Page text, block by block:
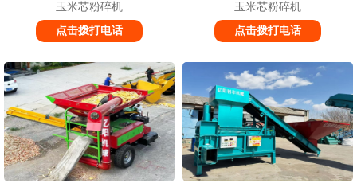
玉米芯粉碎机
点击拨打电话
玉米芯粉碎机
点击拨打电话